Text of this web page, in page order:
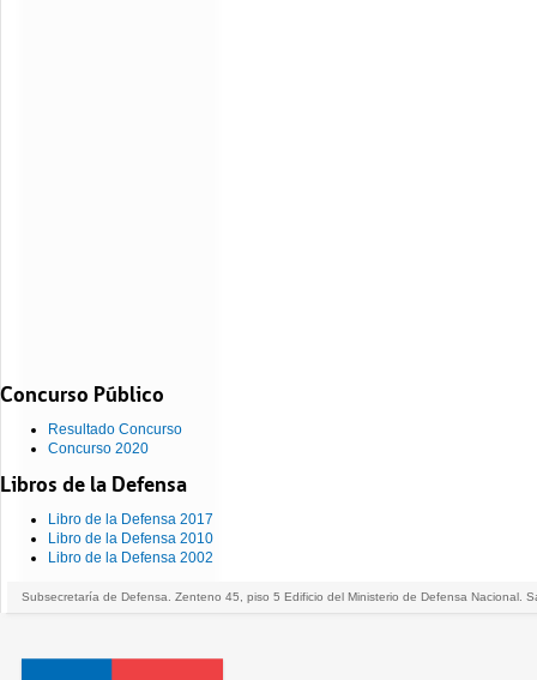
Concurso Público
Resultado Concurso
Concurso 2020
Libros de la Defensa
Libro de la Defensa 2017
Libro de la Defensa 2010
Libro de la Defensa 2002
Subsecretaría de Defensa. Zenteno 45, piso 5 Edificio del Ministerio de Defensa Nacional.